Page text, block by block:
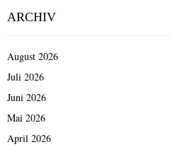
ARCHIV
August 2026
Juli 2026
Juni 2026
Mai 2026
April 2026